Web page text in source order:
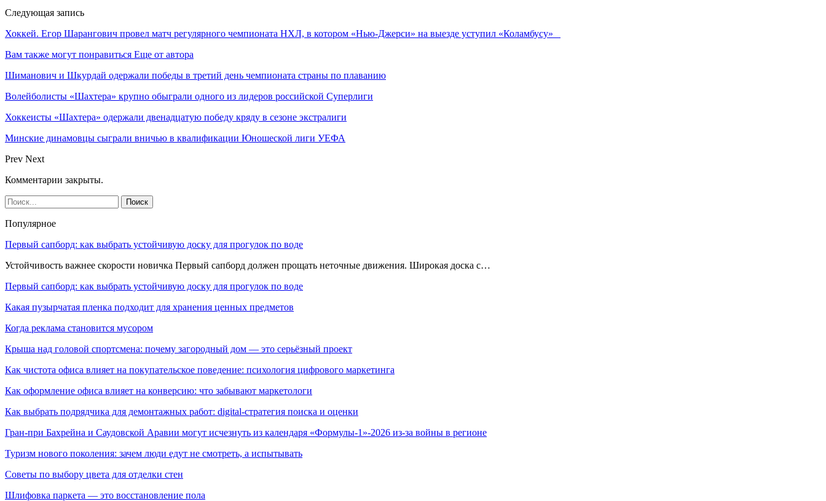
Следующая запись
Хоккей. Егор Шарангович провел матч регулярного чемпионата НХЛ, в котором «Нью-Джерси» на выезде уступил «Коламбусу»
Вам также могут понравиться Еще от автора
Шиманович и Шкурдай одержали победы в третий день чемпионата страны по плаванию
Волейболисты «Шахтера» крупно обыграли одного из лидеров российской Суперлиги
Хоккеисты «Шахтера» одержали двенадцатую победу кряду в сезоне экстралиги
Минские динамовцы сыграли вничью в квалификации Юношеской лиги УЕФА
Prev Next
Комментарии закрыты.
Популярное
Первый сапборд: как выбрать устойчивую доску для прогулок по воде
Устойчивость важнее скорости новичка Первый сапборд должен прощать неточные движения. Широкая доска с…
Первый сапборд: как выбрать устойчивую доску для прогулок по воде
Какая пузырчатая пленка подходит для хранения ценных предметов
Когда реклама становится мусором
Крыша над головой спортсмена: почему загородный дом — это серьёзный проект
Как чистота офиса влияет на покупательское поведение: психология цифрового маркетинга
Как оформление офиса влияет на конверсию: что забывают маркетологи
Как выбрать подрядчика для демонтажных работ: digital-стратегия поиска и оценки
Гран-при Бахрейна и Саудовской Аравии могут исчезнуть из календаря «Формулы-1»-2026 из-за войны в регионе
Туризм нового поколения: зачем люди едут не смотреть, а испытывать
Советы по выбору цвета для отделки стен
Шлифовка паркета — это восстановление пола